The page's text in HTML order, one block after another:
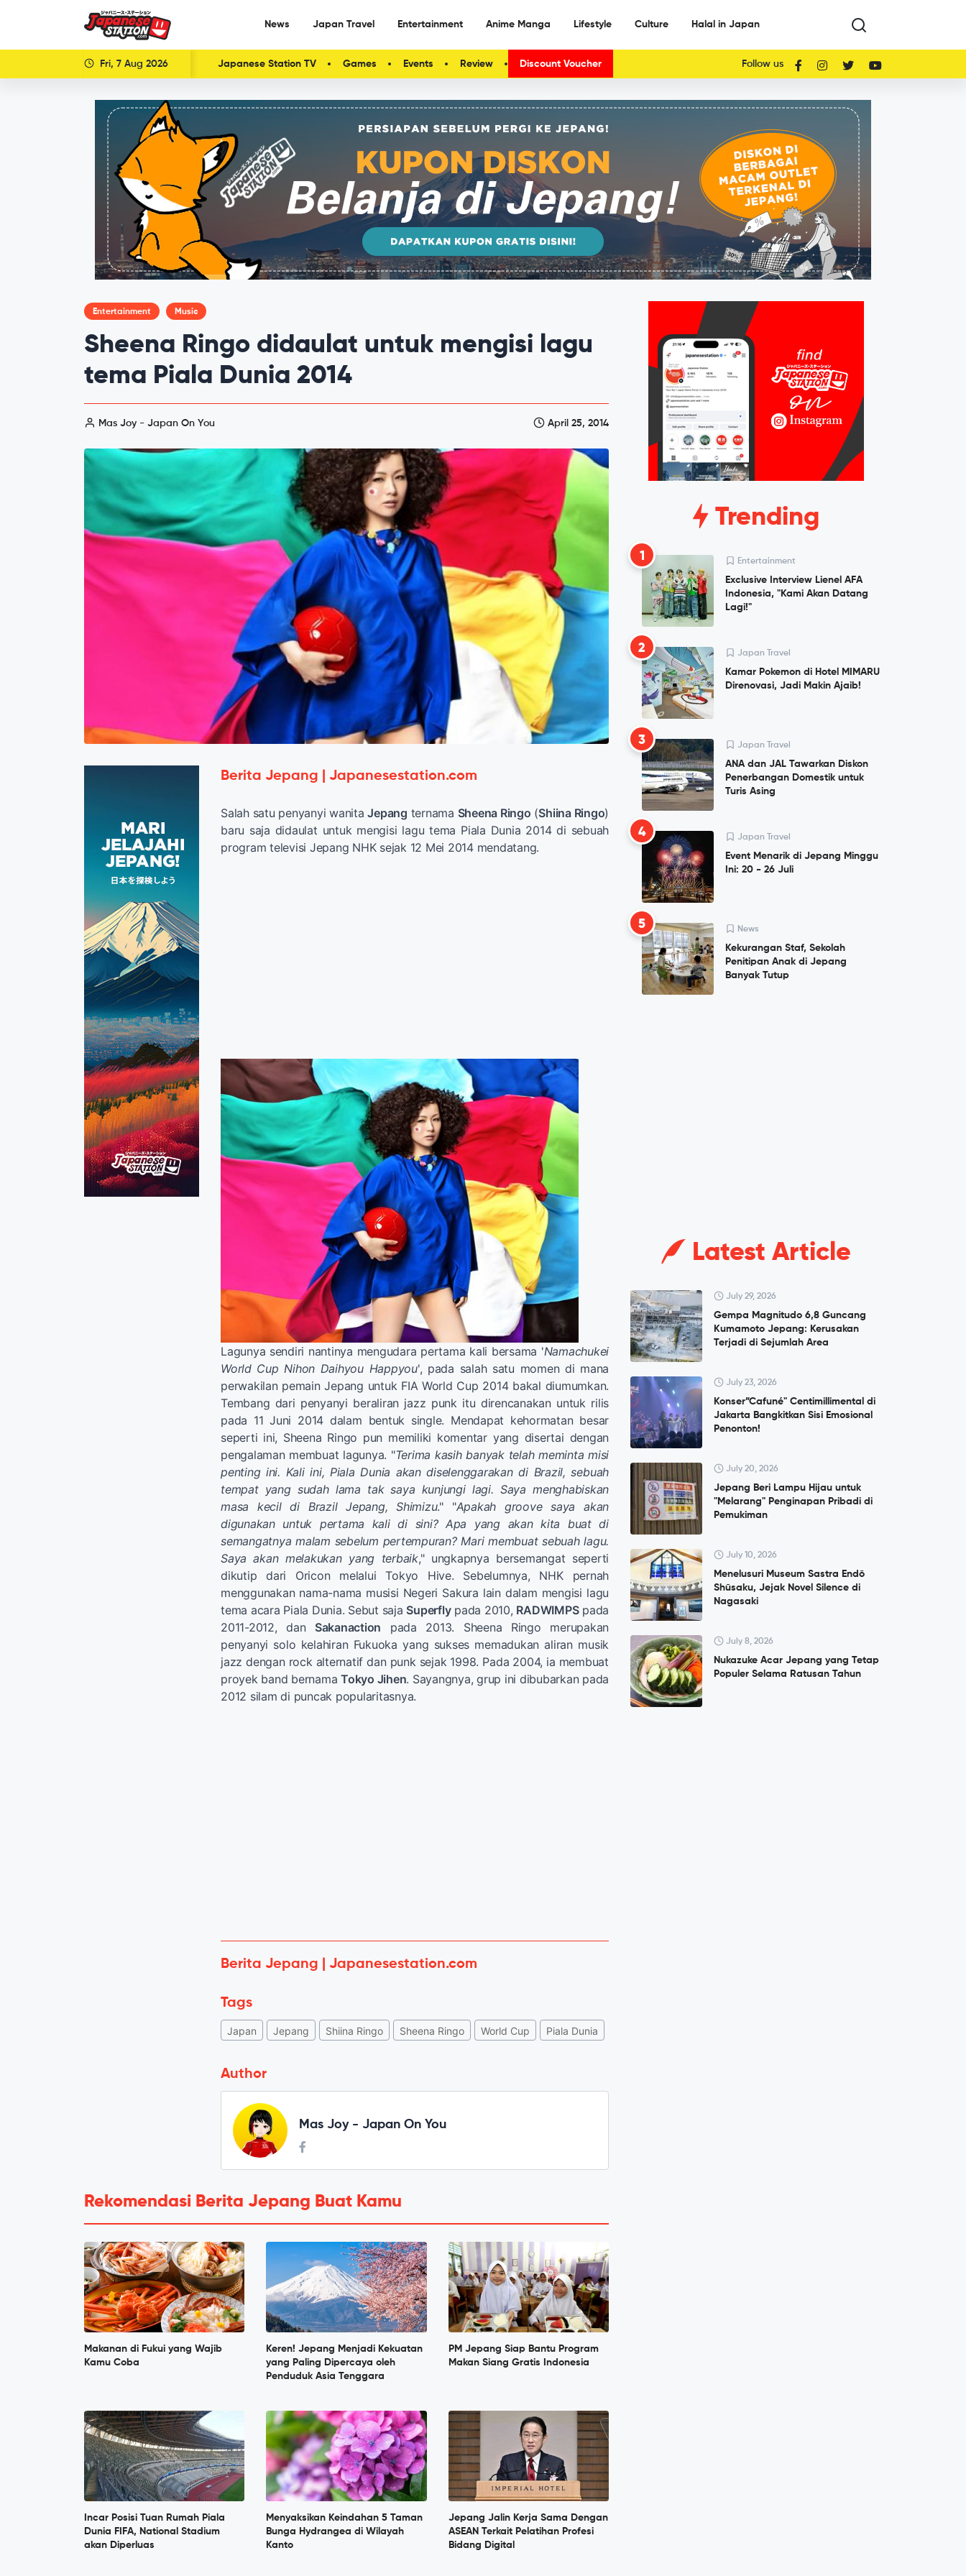
News Japan Travel Entertainment Anime Manga Lifestyle Culture Halal in Japan
Fri, 7 Aug 2026 Japanese Station TV Games Events Review Discount Voucher Follow us
Entertainment Music
Sheena Ringo didaulat untuk mengisi lagu
tema Piala Dunia 2014
Mas Joy - Japan On You April 25, 2014
Berita Jepang | Japanesestation.com
Salah satu penyanyi wanitaJepang ternama Sheena Ringo (Shiina Ringo)
baru saja didaulat untuk mengisi lagu tema Piala Dunia 2014 di sebuah
program televisi Jepang NHK sejak 12 Mei 2014 mendatang.
Lagunya sendiri nantinya mengudara pertama kali bersama 'Namachukei
World Cup Nihon Daihyou Happyou', pada salah satu momen di mana
perwakilan pemain Jepang untuk FIA World Cup 2014 bakal diumumkan.
Tembang dari penyanyi beraliran jazz punk itu direncanakan untuk rilis
pada 11 Juni 2014 dalam bentuk single. Mendapat kehormatan besar
seperti ini, Sheena Ringo pun memiliki komentar yang disertai dengan
pengalaman membuat lagunya. "Terima kasih banyak telah meminta misi
penting ini. Kali ini, Piala Dunia akan diselenggarakan di Brazil, sebuah
tempat yang sudah lama tak saya kunjungi lagi. Saya menghabiskan
masa kecil di Brazil Jepang, Shimizu." "Apakah groove saya akan
digunakan untuk pertama kali di sini? Apa yang akan kita buat di
semangatnya malam sebelum pertempuran? Mari membuat sebuah lagu.
Saya akan melakukan yang terbaik," ungkapnya bersemangat seperti
dikutip dari Oricon melalui Tokyo Hive. Sebelumnya, NHK pernah
menggunakan nama-nama musisi Negeri Sakura lain dalam mengisi lagu
tema acara Piala Dunia. Sebut saja Superflypada 2010, RADWIMPSpada
2011-2012, dan Sakanaction pada 2013. Sheena Ringo merupakan
penyanyi solo kelahiran Fukuoka yang sukses memadukan aliran musik
jazz dengan rock alternatif dan punk sejak 1998. Pada 2004, ia membuat
proyek band bernama Tokyo Jihen. Sayangnya, grup ini dibubarkan pada
2012 silam di puncak popularitasnya.
Berita Jepang | Japanesestation.com
Tags
Japan Jepang Shiina Ringo Sheena Ringo World Cup Piala Dunia
Author
Mas Joy - Japan On You
Rekomendasi Berita Jepang Buat Kamu
Makanan di Fukui yang Wajib
Kamu Coba
Keren! Jepang Menjadi Kekuatan
yang Paling Dipercaya oleh
Penduduk Asia Tenggara
PM Jepang Siap Bantu Program
Makan Siang Gratis Indonesia
Incar Posisi Tuan Rumah Piala
Dunia FIFA, National Stadium
akan Diperluas
Menyaksikan Keindahan 5 Taman
Bunga Hydrangea di Wilayah
Kanto
Jepang Jalin Kerja Sama Dengan
ASEAN Terkait Pelatihan Profesi
Bidang Digital
Trending
1 Entertainment
Exclusive Interview Lienel AFA
Indonesia, "Kami Akan Datang
Lagi!"
2 Japan Travel
Kamar Pokemon di Hotel MIMARU
Direnovasi, Jadi Makin Ajaib!
3 Japan Travel
ANA dan JAL Tawarkan Diskon
Penerbangan Domestik untuk
Turis Asing
4 Japan Travel
Event Menarik di Jepang Minggu
Ini: 20 - 26 Juli
5 News
Kekurangan Staf, Sekolah
Penitipan Anak di Jepang
Banyak Tutup
Latest Article
July 29, 2026
Gempa Magnitudo 6,8 Guncang
Kumamoto Jepang: Kerusakan
Terjadi di Sejumlah Area
July 23, 2026
Konser”Cafuné" Centimillimental di
Jakarta Bangkitkan Sisi Emosional
Penonton!
July 20, 2026
Jepang Beri Lampu Hijau untuk
"Melarang" Penginapan Pribadi di
Pemukiman
July 10, 2026
Menelusuri Museum Sastra Endō
Shūsaku, Jejak Novel Silence di
Nagasaki
July 8, 2026
Nukazuke Acar Jepang yang Tetap
Populer Selama Ratusan Tahun